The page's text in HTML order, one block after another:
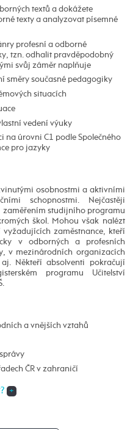
textů a dokážete
texty a analyzovat písemné
profesní a odborné
tzn. odhalit pravděpodobný
svůj záměr naplňuje
směry současné pedagogiky
situacích
vedení výuky
na úrovni C1 podle Společného
pro jazyky
osobnostmi a aktivními
schopnostmi. Nejčastěji
zaměřením studijního programu
škol. Mohou však nalézt
zaměstnance, kteří
v odborných a profesních
v mezinárodních organizacích
Někteří absolventi pokračují
programu Učitelství
a vnějších vztahů
ČR v zahraničí
+